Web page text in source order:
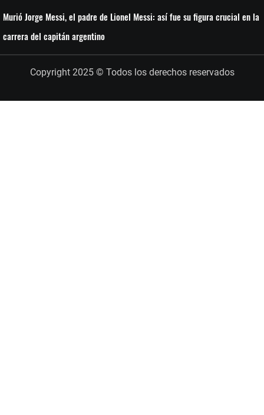
Murió Jorge Messi, el padre de Lionel Messi: así fue su figura crucial en la
carrera del capitán argentino
Copyright 2025 © Todos los derechos reservados